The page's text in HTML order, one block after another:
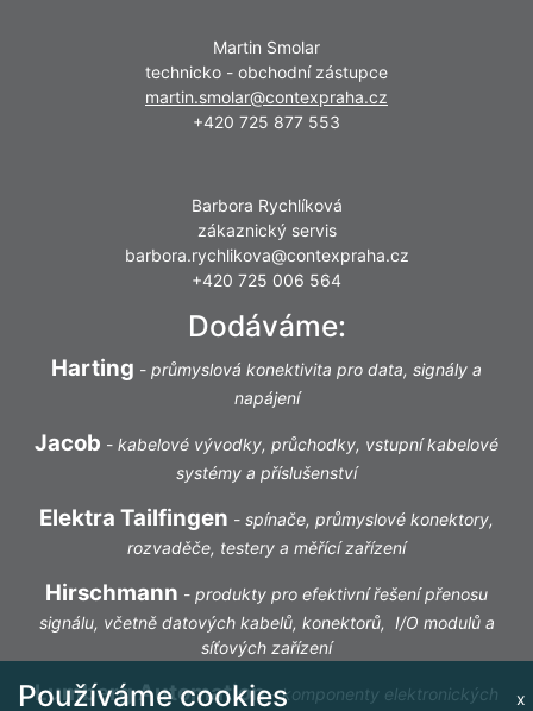
Martin Smolar
technicko - obchodní zástupce
martin.smolar@contexpraha.cz
+420 725 877 553
Barbora Rychlíková
zákaznický servis
barbora.rychlikova@contexpraha.cz
+420 725 006 564
Dodáváme:
Harting - průmyslová konektivita pro data, signály a
napájení
Jacob - kabelové vývodky, průchodky, vstupní kabelové
systémy a příslušenství
Elektra Tailfingen - spínače, průmyslové konektory,
rozvaděče, testery a měřící zařízení
Hirschmann - produkty pro efektivní řešení přenosu
signálu, včetně datových kabelů, konektorů, I/O modulů a
síťových zařízení
Lumberg Automation-komponenty elektronických x
Používáme cookies